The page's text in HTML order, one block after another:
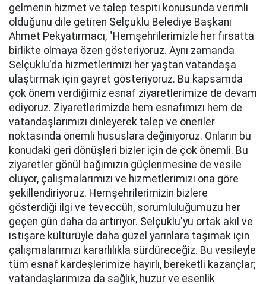
gelmenin hizmet ve talep tespiti konusunda verimli
olduğunu dile getiren Selçuklu Belediye Başkanı
Ahmet Pekyatırmacı, "Hemşehrilerimizle her fırsatta
birlikte olmaya özen gösteriyoruz. Aynı zamanda
Selçuklu'da hizmetlerimizi her yaştan vatandaşa
ulaştırmak için gayret gösteriyoruz. Bu kapsamda
çok önem verdiğimiz esnaf ziyaretlerimize de devam
ediyoruz. Ziyaretlerimizde hem esnafımızı hem de
vatandaşlarımızı dinleyerek talep ve öneriler
noktasında önemli hususlara değiniyoruz. Onların bu
konudaki geri dönüşleri bizler için de çok önemli. Bu
ziyaretler gönül bağımızın güçlenmesine de vesile
oluyor, çalışmalarımızı ve hizmetlerimizi ona göre
şekillendiriyoruz. Hemşehrilerimizin bizlere
gösterdiği ilgi ve teveccüh, sorumluluğumuzu her
geçen gün daha da artırıyor. Selçuklu'yu ortak akıl ve
istişare kültürüyle daha güzel yarınlara taşımak için
çalışmalarımızı kararlılıkla sürdüreceğiz. Bu vesileyle
tüm esnaf kardeşlerimize hayırlı, bereketli kazançlar;
vatandaşlarımıza da sağlık, huzur ve esenlik